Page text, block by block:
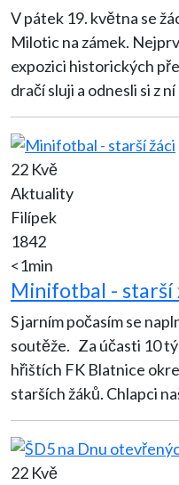
V pátek 19. května se
Milotic na zámek.
expozici historických
dračí sluji a odnesli si z
22 Kvě
Aktuality
Filípek
1842
<1min
Minifotbal - starší
S jarním počasím se
soutěže. Za účasti 10
hřištích FK Blatnice
starších žáků. Chlapci
22 Kvě